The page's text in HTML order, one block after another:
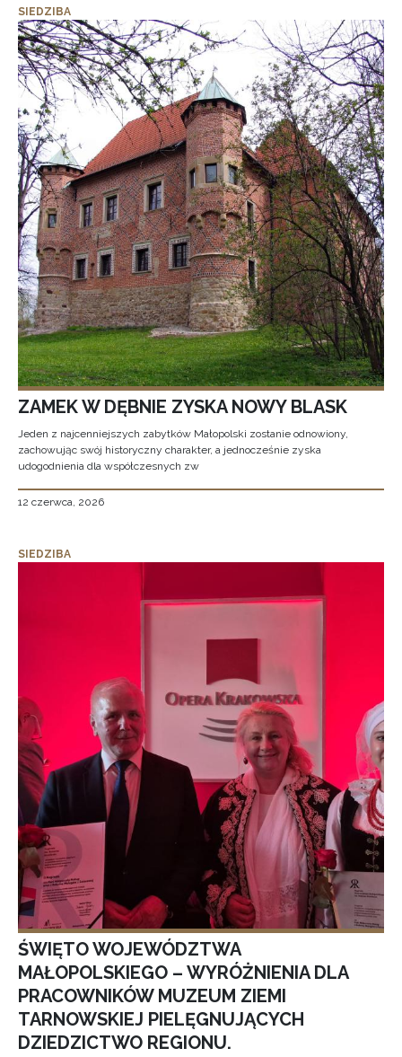
SIEDZIBA
ZAMEK W DĘBNIE ZYSKA NOWY BLASK
Jeden z najcenniejszych zabytków Małopolski zostanie odnowiony,
zachowując swój historyczny charakter, a jednocześnie zyska
udogodnienia dla współczesnych zw
12 czerwca, 2026
SIEDZIBA
ŚWIĘTO WOJEWÓDZTWA
MAŁOPOLSKIEGO – WYRÓŻNIENIA DLA
PRACOWNIKÓW MUZEUM ZIEMI
TARNOWSKIEJ PIELĘGNUJĄCYCH
DZIEDZICTWO REGIONU.